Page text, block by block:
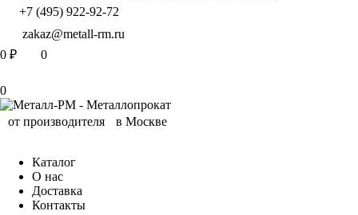
+7 (495) 922-92-72
zakaz@metall-rm.ru
0 ₽ 0
0
Каталог
О нас
Доставка
Контакты